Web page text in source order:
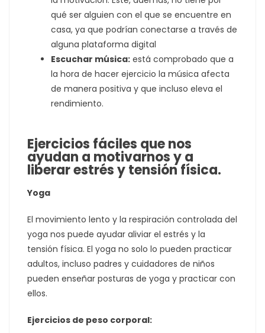
qué ser alguien con el que se encuentre en
casa, ya que podrían conectarse a través de
alguna plataforma digital
Escuchar música: está comprobado que a
la hora de hacer ejercicio la música afecta
de manera positiva y que incluso eleva el
rendimiento.
Ejercicios fáciles que nos
ayudan a motivarnos y a
liberar estrés y tensión física.
Yoga
El movimiento lento y la respiración controlada del
yoga nos puede ayudar aliviar el estrés y la
tensión física. El yoga no solo lo pueden practicar
adultos, incluso padres y cuidadores de niños
pueden enseñar posturas de yoga y practicar con
ellos.
Ejercicios de peso corporal: